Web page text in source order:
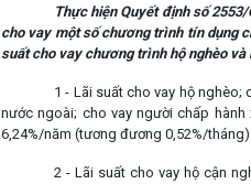
Thực hiện Quyết định số
cho vay một số chương trình tín dụng
suất cho vay chương trình hộ nghèo
1 - Lãi suất cho vay hộ
nước ngoài; cho vay người chấp
6,24%/năm (tương đương 0,52%/
2 - Lãi suất cho vay hộ cận